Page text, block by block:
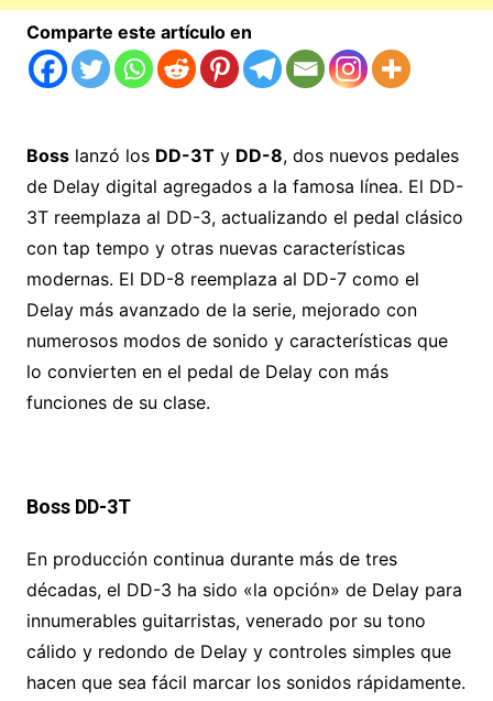
Comparte este artículo en
Bosslanzó los DD-3Ty DD-8, dos nuevos pedales
de Delay digital agregados a la famosa línea. El DD-
3T reemplaza al DD-3, actualizando el pedal clásico
con tap tempo y otras nuevas características
modernas. El DD-8 reemplaza al DD-7 como el
Delay más avanzado de la serie, mejorado con
numerosos modos de sonido y características que
lo convierten en el pedal de Delay con más
funciones de su clase.
Boss DD-3T
En producción continua durante más de tres
décadas, el DD-3 ha sido «la opción» de Delay para
innumerables guitarristas, venerado por su tono
cálido y redondo de Delay y controles simples que
hacen que sea fácil marcar los sonidos rápidamente.